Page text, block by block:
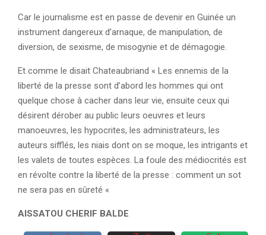
Car le journalisme est en passe de devenir en Guinée un
instrument dangereux d’arnaque, de manipulation, de
diversion, de sexisme, de misogynie et de démagogie.
Et comme le disait Chateaubriand « Les ennemis de la
liberté de la presse sont d’abord les hommes qui ont
quelque chose à cacher dans leur vie, ensuite ceux qui
désirent dérober au public leurs oeuvres et leurs
manoeuvres, les hypocrites, les administrateurs, les
auteurs sifflés, les niais dont on se moque, les intrigants et
les valets de toutes espèces. La foule des médiocrités est
en révolte contre la liberté de la presse : comment un sot
ne sera pas en sûreté «
AISSATOU CHERIF BALDE